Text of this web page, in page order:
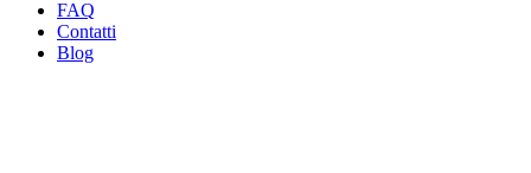
FAQ
Contatti
Blog